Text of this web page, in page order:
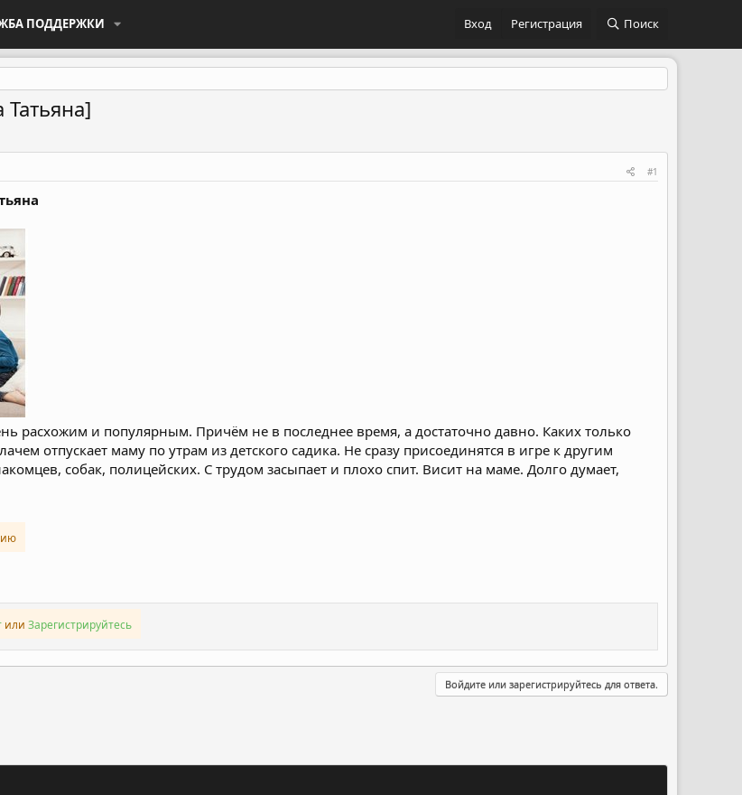
ПОДДЕРЖКИ Вход Регистрация Поиск
#1
расхожим и популярным. Причём не в последнее время, а достаточно давно. Каких только
отпускает маму по утрам из детского садика. Не сразу присоединятся в игре к другим
собак, полицейских. С трудом засыпает и плохо спит. Висит на маме. Долго думает,
или Зарегистрируйтесь
Войдите или зарегистрируйтесь для ответа.